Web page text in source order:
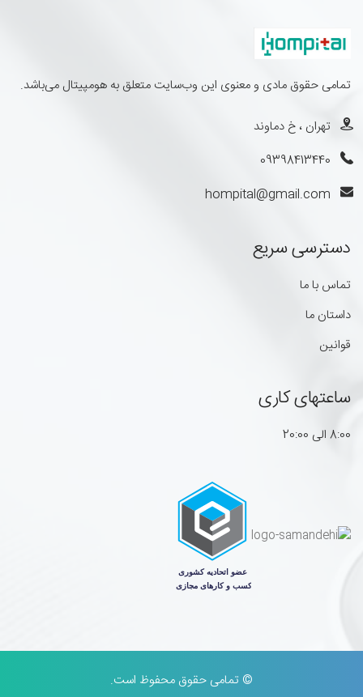
تمامی حقوق مادی و معنوی این وب‌سایت متعلق به هومپیتال می‌باشد.
تهران ، خ دماوند
09398413440
hompital@gmail.com
دسترسی سریع
تماس با ما
داستان ما
قوانین
ساعتهای کاری
8:00 الی 20:00
© تمامی حقوق محفوظ است.